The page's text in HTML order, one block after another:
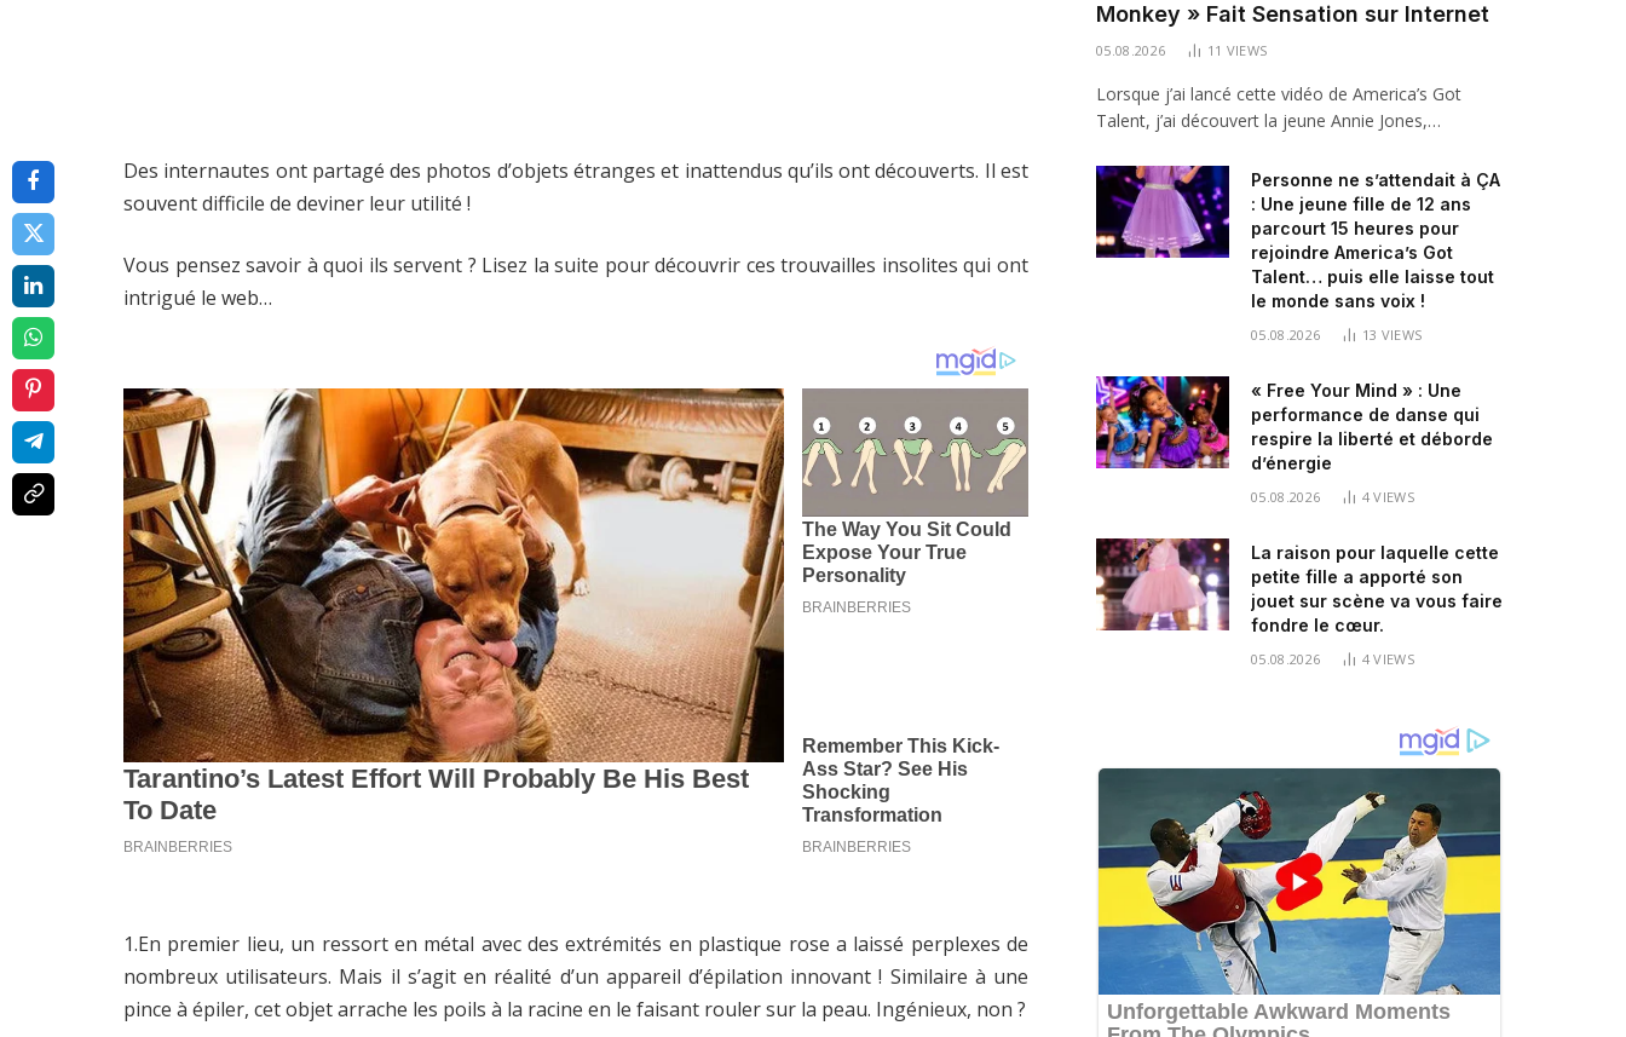
Des internautes ont partagé des photos d’objets étranges et inattendus qu’ils ont découverts. Il est
souvent difficile de deviner leur utilité !
Vous pensez savoir à quoi ils servent ? Lisez la suite pour découvrir ces trouvailles insolites qui ont
intrigué le web…
1.En premier lieu, un ressort en métal avec des extrémités en plastique rose a laissé perplexes de
nombreux utilisateurs. Mais il s’agit en réalité d’un appareil d’épilation innovant ! Similaire à une
pince à épiler, cet objet arrache les poils à la racine en le faisant rouler sur la peau. Ingénieux, non ?
Monkey » Fait Sensation sur Internet
05.08.2026 11 VIEWS
Lorsque j’ai lancé cette vidéo de America’s Got
Talent, j’ai découvert la jeune Annie Jones,…
Personne ne s’attendait à ÇA
: Une jeune fille de 12 ans
parcourt 15 heures pour
rejoindre America’s Got
Talent… puis elle laisse tout
le monde sans voix !
05.08.2026 13 VIEWS
« Free Your Mind » : Une
performance de danse qui
respire la liberté et déborde
d’énergie
05.08.2026 4VIEWS
La raison pour laquelle cette
petite fille a apporté son
jouet sur scène va vous faire
fondre le cœur.
05.08.2026 4VIEWS